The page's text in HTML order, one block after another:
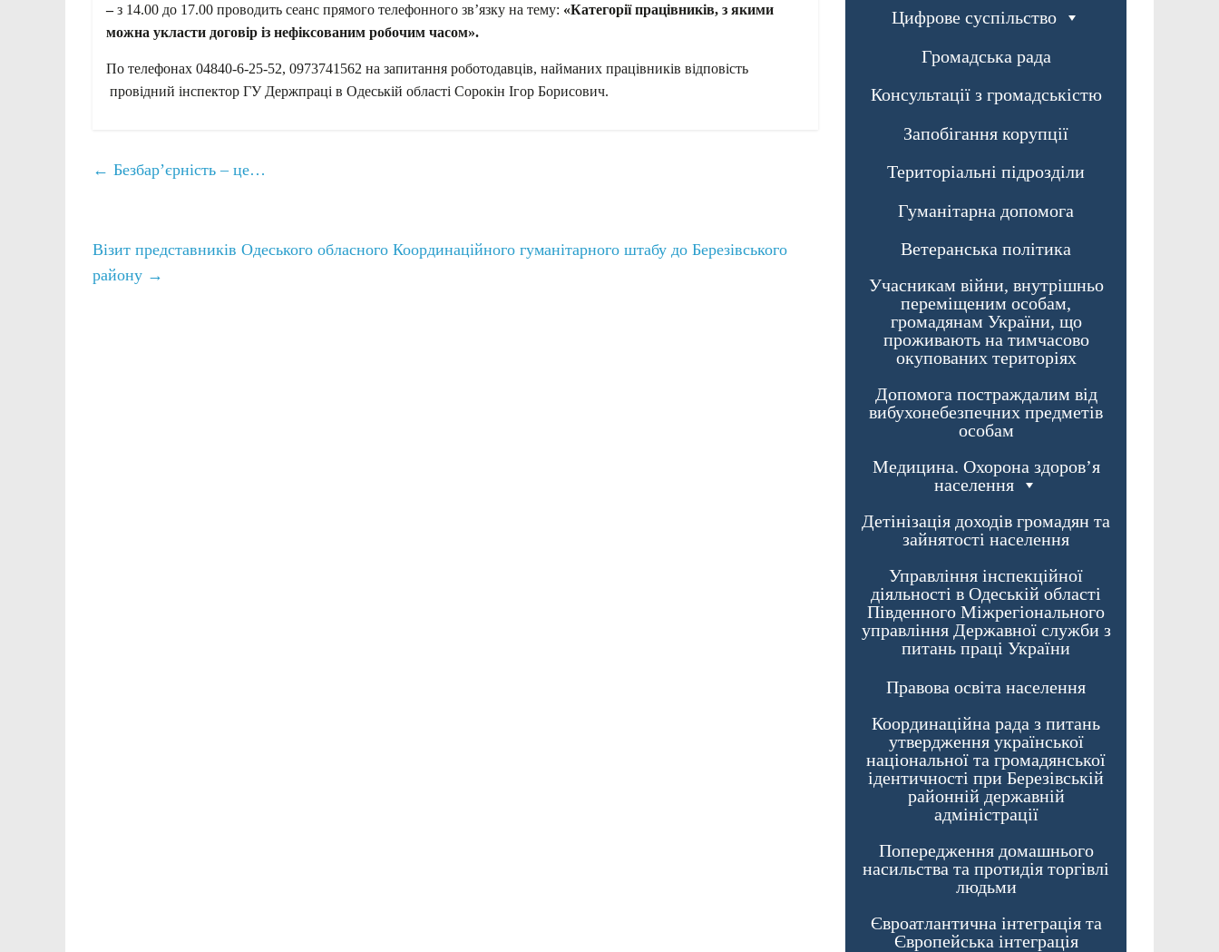
–з 14.00 до 17.00 проводить сеанс прямого телефонного зв’язку на тему: «Категорії працівників, з якими
можна укласти договір із нефіксованим робочим часом».
По телефонах 04840-6-25-52, 0973741562 на запитання роботодавців, найманих працівників відповість
провідний інспектор ГУ Держпраці в Одеській області Сорокін Ігор Борисович.
← Безбар’єрність – це…
Візит представників Одеського обласного Координаційного гуманітарного штабу до Березівського
району →
Цифрове суспільство
Громадська рада
Консультації з громадськістю
Запобігання корупції
Територіальні підрозділи
Гуманітарна допомога
Ветеранська політика
Учасникам війни, внутрішньо
переміщеним особам,
громадянам України, що
проживають на тимчасово
окупованих територіях
Допомога постраждалим від
вибухонебезпечних предметів
особам
Медицина. Охорона здоров’я
населення
Детінізація доходів громадян та
зайнятості населення
Управління інспекційної
діяльності в Одеській області
Південного Міжрегіонального
управління Державної служби з
питань праці України
Правова освіта населення
Координаційна рада з питань
утвердження української
національної та громадянської
ідентичності при Березівській
районній державній
адміністрації
Попередження домашнього
насильства та протидія торгівлі
людьми
Євроатлантична інтеграція та
Європейська інтеграція